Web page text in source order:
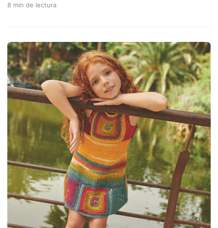
8 min de lectura